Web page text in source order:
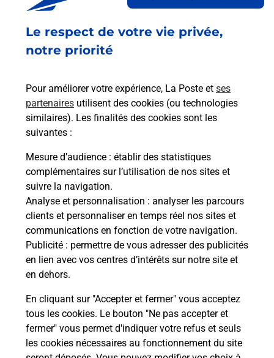
Le respect de votre vie privée,
notre priorité
Pour améliorer votre expérience, La Poste et ses
partenaires utilisent des cookies (ou technologies
similaires). Les finalités des cookies sont les
suivantes :
Mesure d’audience : établir des statistiques
complémentaires sur l’utilisation de nos sites et
suivre la navigation.
Analyse et personnalisation : analyser les parcours
clients et personnaliser en temps réel nos sites et
communications en fonction de votre navigation.
Publicité : permettre de vous adresser des publicités
en lien avec vos centres d’intérêts sur notre site et
en dehors.
En cliquant sur "Accepter et fermer" vous acceptez
tous les cookies. Le bouton "Ne pas accepter et
fermer" vous permet d'indiquer votre refus et seuls
les cookies nécessaires au fonctionnement du site
01700 MIRIBEL
En savoir plus
La Poste Relais
MIRIBEL
699 ROUTE DE STRASBOURG
01700 MIRIBEL
En savoir plus
Malin !
en ligne
Ouvert 24h/24
En savoir plus